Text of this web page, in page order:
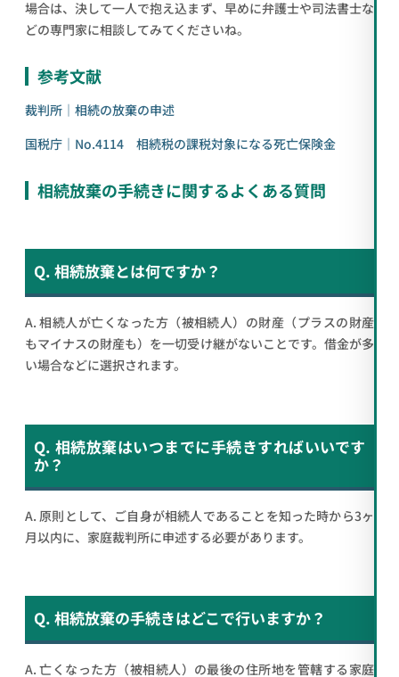
場合は、決して一人で抱え込まず、早めに弁護士や司法書士な
どの専門家に相談してみてくださいね。
参考文献
裁判所｜相続の放棄の申述
国税庁｜No.4114 相続税の課税対象になる死亡保険金
相続放棄の手続きに関するよくある質問
Q. 相続放棄とは何ですか？
A. 相続人が亡くなった方（被相続人）の財産（プラスの財産
もマイナスの財産も）を一切受け継がないことです。借金が多
い場合などに選択されます。
Q. 相続放棄はいつまでに手続きすればいいです
か？
A. 原則として、ご自身が相続人であることを知った時から3ヶ
月以内に、家庭裁判所に申述する必要があります。
Q. 相続放棄の手続きはどこで行いますか？
A. 亡くなった方（被相続人）の最後の住所地を管轄する家庭